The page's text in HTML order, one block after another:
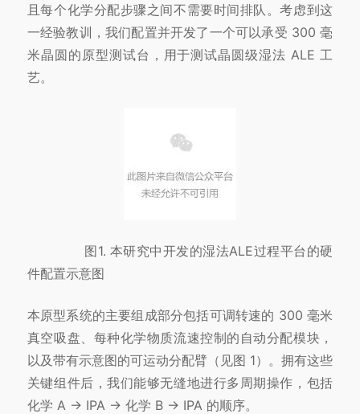
且每个化学分配步骤之间不需要时间排队。考虑到这
一经验教训，我们配置并开发了一个可以承受 300 毫
米晶圆的原型测试台，用于测试晶圆级湿法 ALE 工
艺。
图1. 本研究中开发的湿法ALE过程平台的硬
件配置示意图
本原型系统的主要组成部分包括可调转速的 300 毫米
真空吸盘、每种化学物质流速控制的自动分配模块，
以及带有示意图的可运动分配臂（见图 1）。拥有这些
关键组件后，我们能够无缝地进行多周期操作，包括
化学 A → IPA → 化学 B → IPA 的顺序。